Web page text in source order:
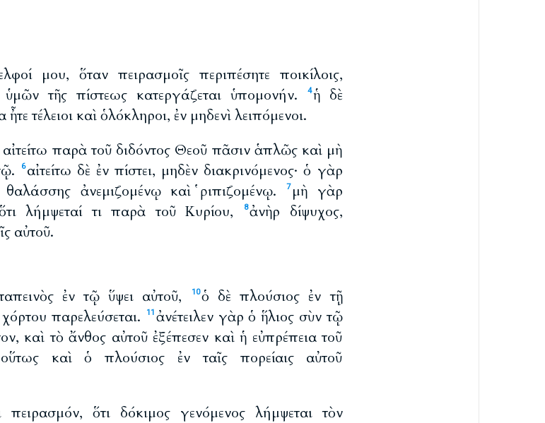
μου, ὅταν πειρασμοῖς περιπέσητε ποικίλοις,
ὑμῶν τῆς πίστεως κατεργάζεται ὑπομονήν. 4ἡ δὲ
τέλειοι καὶ ὁλόκληροι, ἐν μηδενὶ λειπόμενοι.
αἰτείτω παρὰ τοῦ διδόντος Θεοῦ πᾶσιν ἁπλῶς καὶ μὴ
6 αἰτείτω δὲ ἐν πίστει, μηδὲν διακρινόμενος· ὁ γὰρ
θαλάσσης ἀνεμιζομένῳ καὶ ῥιπιζομένῳ.
7 μὴ γὰρ
λήμψεταί τι παρὰ τοῦ Κυρίου,
8ἀνὴρ δίψυχος,
αὐτοῦ.
ἐν τῷ ὕψει αὐτοῦ, 10ὁ δὲ πλούσιος ἐν τῇ
παρελεύσεται.
11 ἀνέτειλεν γὰρ ὁ ἥλιος σὺν τῷ
καὶ τὸ ἄνθος αὐτοῦ ἐξέπεσεν καὶ ἡ εὐπρέπεια τοῦ
καὶ ὁ πλούσιος ἐν ταῖς πορείαις αὐτοῦ
ὅτι δόκιμος γενόμενος λήμψεται τὸν